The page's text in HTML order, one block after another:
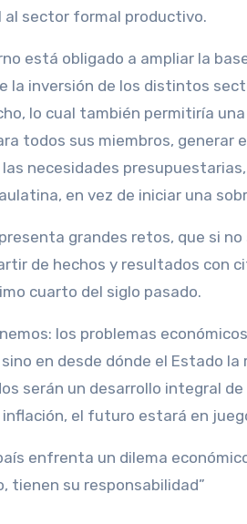
al sector formal productivo.
está obligado a ampliar la
la inversión de los distintos
lo cual también permitiría
todos sus miembros, generar
necesidades
en vez de iniciar una
grandes retos, que si
de hechos y resultados con
cuarto del siglo pasado.
los problemas
en desde dónde el Estado
serán un desarrollo integral
inflación, el futuro estará en
enfrenta un dilema
tienen su responsabilidad”